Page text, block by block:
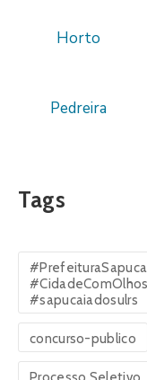
Horto
Pedreira
Tags
#sapucaiadosulrs
concurso-publico